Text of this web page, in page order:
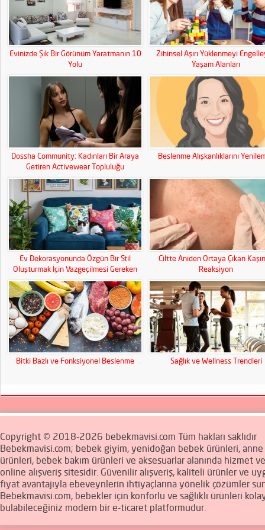
Evinizde Şık Bir Görünüm Yaratmanın 10
Yolu
Zihinsel Aşırı Yüklenmeyi
Yaşam Alanları
Dossha Community: Kadınları Bir Araya
Getiren Activewear Topluluğu
Beslenme Alışkanlıklarını
Ev Dekorasyonunda Özgün Bir Stil
Oluşturmak İçin Vazgeçilmesi Gereken
Parçalar
Ciltte Aniden Ortaya Çıkan
Reaksiyon
Bitki Bazlı ve Fonksiyonel Beslenme Sağlık ve Wellness Trendleri
Copyright © 2018-2026 bebekmavisi.com Tüm hakları saklıdır
Bebekmavisi.com; bebek giyim, yenidoğan bebek ürünleri,
ürünleri, bebek bakım ürünleri ve aksesuarlar alanında hizmet
online alışveriş sitesidir. Güvenilir alışveriş, kaliteli ürünler ve
fiyat avantajıyla ebeveynlerin ihtiyaçlarına yönelik çözümler
Bebekmavisi.com, bebekler için konforlu ve sağlıklı ürünleri
bulabileceğiniz modern bir e-ticaret platformudur.